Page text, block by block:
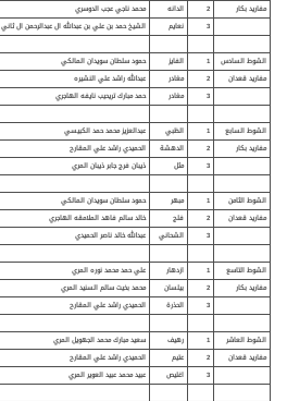
مفاريد بكار
2 الدانه محمد ناجي عجب الدوسري
3
نعايم الشيخ حمد بن علي بن عبدالله ال عبدالرحمن ال ثاني
الشوط السادس 1 الفايز حمود سلطان سويدان المالكي
مفاريد قعدان
2 مغادر عبدالله راشد علي النشيره
3
مغادر حمد مبارك تريحيب نايفه الهاجري
الشوط السابع 1 الظبي عبدالعزيز محمد حمد الكبيسي
مفاريد بكار
2 الدهشة الحميدي راشد علي المقارح
3
مثل ذيبان فرج جابر ذيبان المري
الشوط الثامن 1 مبهر حمود سلطان سويدان المالكي
مفاريد قعدان
2 فلج خالد سالم فاهد الملامقه الهاجري
3
الشحاني عبدالله خالد ناصر الحميدي
الشوط التاسع 1 ازدهار علي حمد محمد نوره المري
مفاريد بكار
2 بيلسان محمد بخيت سالم السنيد المري
3
الحذرة الحميدي راشد علي المقارح
الشوط العاشر 1 رهيف سعيد مبارك محمد الجهويل المري
مفاريد قعدان
2 عتيم الحميدي راشد علي المقارح
3
اغليص عبيد محمد عبيد العوير المري